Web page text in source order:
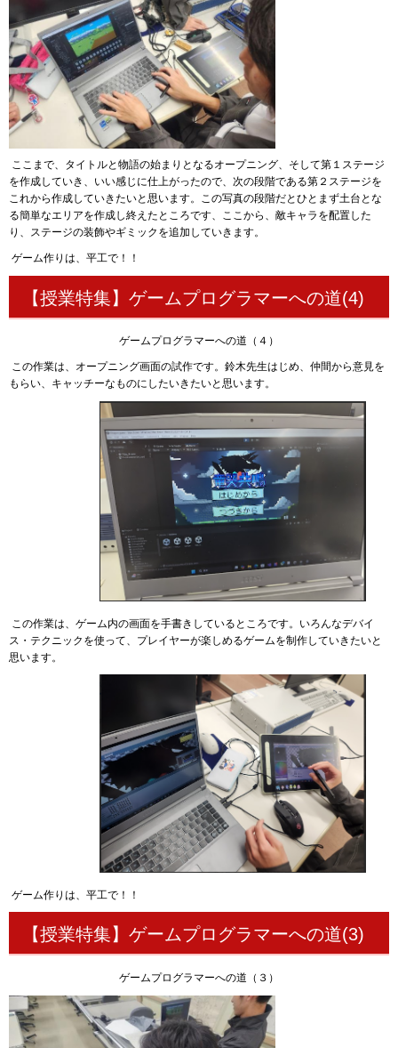
ここまで、タイトルと物語の始まりとなるオープニング、そして第１ステージ
を作成していき、いい感じに仕上がったので、次の段階である第２ステージを
これから作成していきたいと思います。この写真の段階だとひとまず土台とな
る簡単なエリアを作成し終えたところです、ここから、敵キャラを配置した
り、ステージの装飾やギミックを追加していきます。
ゲーム作りは、平工で！！
【授業特集】ゲームプログラマーへの道(4)
ゲームプログラマーへの道（４）
この作業は、オープニング画面の試作です。鈴木先生はじめ、仲間から意見を
もらい、キャッチーなものにしたいきたいと思います。
この作業は、ゲーム内の画面を手書きしているところです。いろんなデバイ
ス・テクニックを使って、プレイヤーが楽しめるゲームを制作していきたいと
思います。
ゲーム作りは、平工で！！
【授業特集】ゲームプログラマーへの道(3)
ゲームプログラマーへの道（３）